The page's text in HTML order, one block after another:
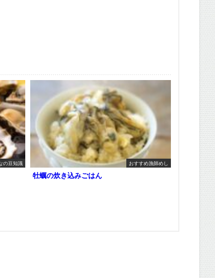
の豆知識 おすすめ漁師めし
牡蠣の炊き込みごはん